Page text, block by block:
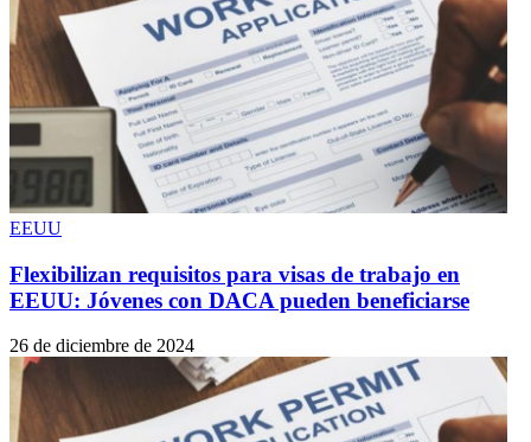
EEUU
Flexibilizan requisitos para visas de trabajo en
EEUU: Jóvenes con DACA pueden beneficiarse
26 de diciembre de 2024